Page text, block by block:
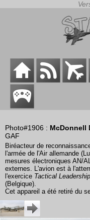
Photo#1906 : McDonnell
GAF
Biréacteur de
l'armée de l'Air allemande
mesures électroniques AN/
externes. L'avion est à
l'exercice Tactical
(Belgique).
Cet appareil a été retiré du